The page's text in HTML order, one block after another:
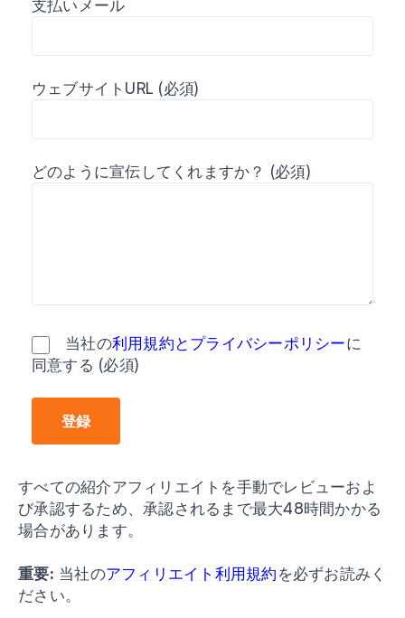
支払いメール
ウェブサイトURL (必須)
どのように宣伝してくれますか？ (必須)
当社の利用規約とプライバシーポリシーに
同意する (必須)
すべての紹介アフィリエイトを手動でレビューおよ
び承認するため、承認されるまで最大48時間かかる
場合があります。
重要: 当社のアフィリエイト利用規約を必ずお読みく
ださい。